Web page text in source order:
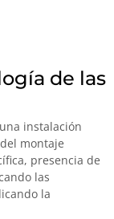
de las
instalación
montaje
presencia de
las
la